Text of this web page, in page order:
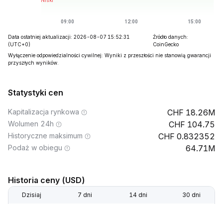
Data ostatniej aktualizacji: 2026-08-07 15:52:31
(UTC+0)
Źródło danych:
CoinGecko
Wyłączenie odpowiedzialności cywilnej: Wyniki z przeszłości nie stanowią gwarancji
przyszłych wyników.
Statystyki cen
Kapitalizacja rynkowa 18.26M
Wolumen 24h 104.75
Historyczne maksimum 0.832352
Podaż w obiegu 64.71M
Historia ceny (USD)
Dzisiaj 7 dni 14 dni 30 dni